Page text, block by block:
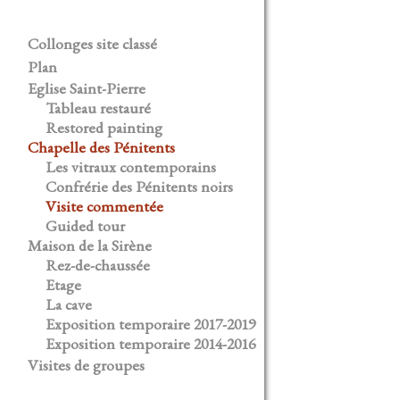
Collonges site classé
Plan
Eglise Saint-Pierre
Tableau restauré
Restored painting
Chapelle des Pénitents
Les vitraux contemporains
Confrérie des Pénitents noirs
Visite commentée
Guided tour
Maison de la Sirène
Rez-de-chaussée
Etage
La cave
Exposition temporaire 2017-2019
Exposition temporaire 2014-2016
Visites de groupes